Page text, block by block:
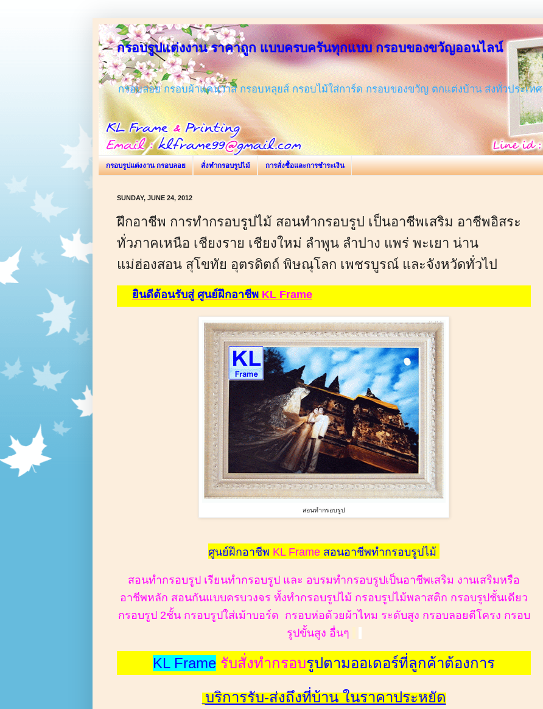
กรอบรูปแต่งงาน ราคาถูก แบบครบครันทุกแบบ กรอบของขวัญออนไลน์
กรอบลอย กรอบผ้าแคนวาส กรอบหลุยส์ กรอบไม้ใส่การ์ด กรอบของขวัญ ตกแต่งบ้าน ส่งทั่วประเทศ
กรอบรูปแต่งงาน กรอบลอย สั่งทำกรอบรูปไม้ การสั่งซื้อและการชำระเงิน
SUNDAY, JUNE 24, 2012
ฝึกอาชีพ การทำกรอบรูปไม้ สอนทำกรอบรูป เป็นอาชีพเสริม อาชีพอิสระ
ทั่วภาคเหนือ เชียงราย เชียงใหม่ ลำพูน ลำปาง แพร่ พะเยา น่าน
แม่ฮ่องสอน สุโขทัย อุตรดิตถ์ พิษณุโลก เพชรบูรณ์ และจังหวัดทั่วไป
ยินดีต้อนรับสู่ ศูนย์ฝึกอาชีพKL Frame
สอนทำกรอบรูป
ศูนย์ฝึกอาชีพ KL Frame สอนอาชีพทำกรอบรูปไม้
สอนทำกรอบรูป เรียนทำกรอบรูป และ อบรมทำกรอบรูปเป็นอาชีพเสริม งานเสริมหรือ
อาชีพหลัก สอนกันแบบครบวงจร ทั้งทำกรอบรูปไม้ กรอบรูปไม้พลาสติก กรอบรูปชั้นเดียว
กรอบรูป 2ชั้น กรอบรูปใส่เม้าบอร์ด กรอบห่อด้วยผ้าไหม ระดับสูง กรอบลอยตีโครง กรอบ
รูปขั้นสูง อื่นๆ
KL Frame รับสั่งทำกรอบรูปตามออเดอร์ที่ลูกค้าต้องการ
บริการรับ-ส่งถึงที่บ้าน ในราคาประหยัด